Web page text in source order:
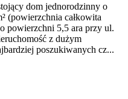
dom jednorodzinny o
(powierzchnia całkowita
o powierzchni 5,5 ara przy ul.
z dużym
poszukiwanych cz...